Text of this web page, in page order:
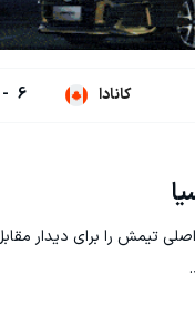
کانادا 6
-
تیمش را برای دیدار